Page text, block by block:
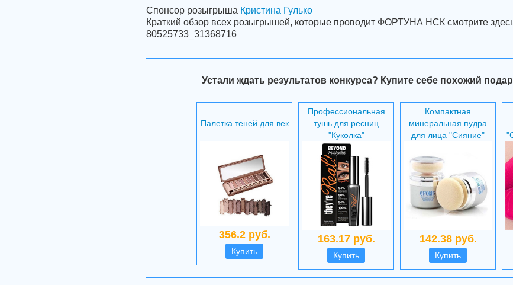
Спонсор розыгрыша Кристина Гулько
Краткий обзор всех розыгрышей, которые проводит ФОРТУНА НСК смотрите
80525733_31368716
Устали ждать результатов конкурса? Купите себе похожий
Палетка теней для век
356.2 руб.
Купить
Профессиональная
тушь для ресниц
"Куколка"
163.17 руб.
Купить
Компактная
минеральная пудра
для лица "Сияние"
142.38 руб.
Купить